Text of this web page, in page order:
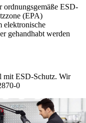
ordnungsgemäße ESD-
(EPA)
elektronische
gehandhabt werden
mit ESD-Schutz. Wir
0